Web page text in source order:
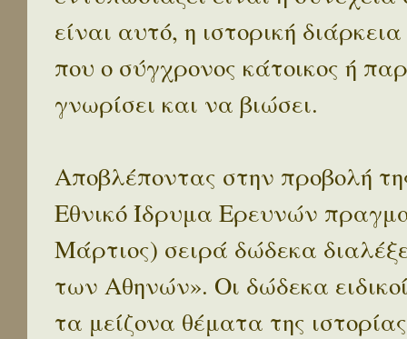
είναι αυτό, η ιστορική
που ο σύγχρονος κάτοικος ή
γνωρίσει και να βιώσει.
Αποβλέποντας στην προβολή
Εθνικό Ίδρυμα Ερευνών
Μάρτιος) σειρά δώδεκα
των Αθηνών». Οι δώδεκα
τα μείζονα θέματα της